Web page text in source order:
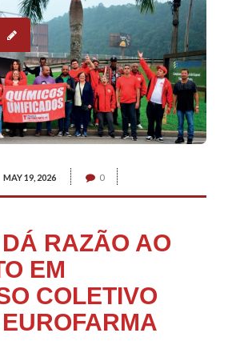
MAY 19, 2026 0
RAZÃO AO
EM
COLETIVO